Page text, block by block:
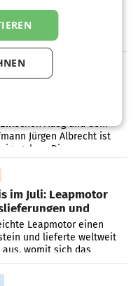
– Im Rahmen einer
Filialen in Nieder- und
beiden Standorte liegen
rund
1.1.2027 auf Adeg
Adeg und dem
Jürgen Albrecht ist
Die
und der
im Juli: Leapmotor
und
100.000er-Marke
Leapmotor einen
und lieferte weltweit
aus, womit sich das
Juli 2025 mehr als